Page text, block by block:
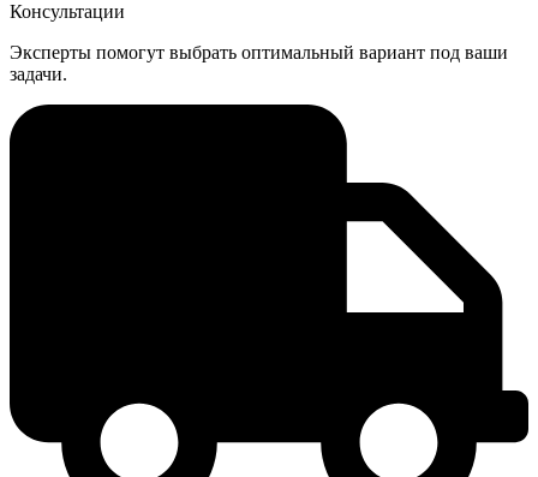
Консультации
Эксперты помогут выбрать оптимальный вариант под ваши
задачи.